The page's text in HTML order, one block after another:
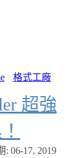
格式工廠
超強
: 06-17, 2019